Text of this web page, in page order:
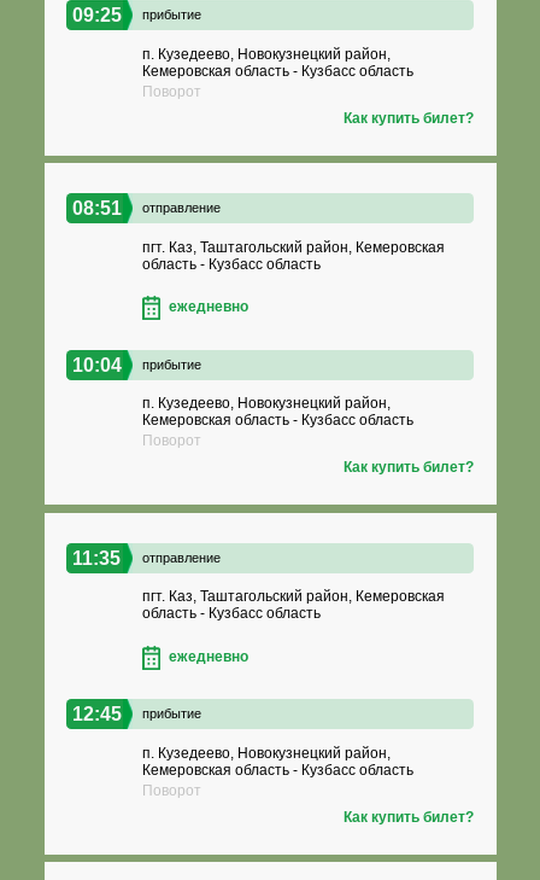
09:25 прибытие
п. Кузедеево, Новокузнецкий район,
Кемеровская область - Кузбасс область
Поворот
Как купить билет?
08:51 отправление
пгт. Каз, Таштагольский район, Кемеровская
область - Кузбасс область
ежедневно
10:04 прибытие
п. Кузедеево, Новокузнецкий район,
Кемеровская область - Кузбасс область
Поворот
Как купить билет?
11:35 отправление
пгт. Каз, Таштагольский район, Кемеровская
область - Кузбасс область
ежедневно
12:45 прибытие
п. Кузедеево, Новокузнецкий район,
Кемеровская область - Кузбасс область
Поворот
Как купить билет?